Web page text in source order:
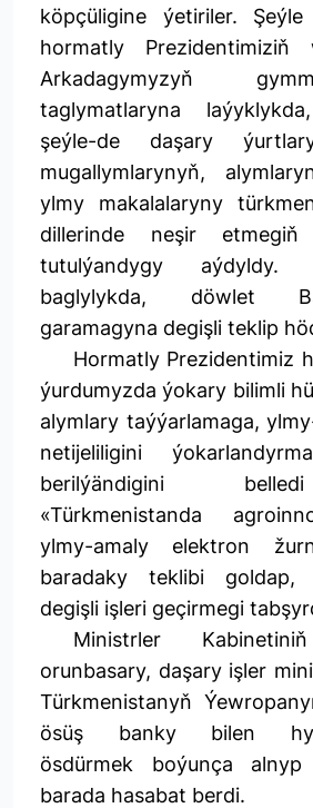
köpçüligine ýetiriler.
hormatly Prezidentimiziň
Arkadagymyzyň
taglymatlaryna
şeýle-de daşary
mugallymlarynyň,
ylmy makalalaryny
dillerinde neşir
tutulýandygy aýdyldy.
baglylykda, döwlet
garamagyna degişli teklip
Hormatly Prezidentimiz
ýurdumyzda ýokary bilimli
alymlary taýýarlamaga,
netijeliligini
berilýändigini
«Türkmenistanda
ylmy-amaly elektron
baradaky teklibi goldap,
degişli işleri geçirmegi
Ministrler
orunbasary, daşary işler
Türkmenistanyň
ösüş banky bilen
ösdürmek boýunça
barada hasabat berdi.